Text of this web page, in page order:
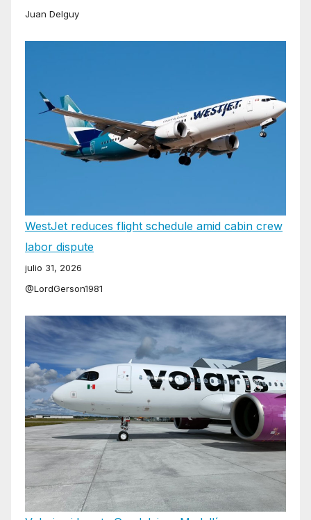
Juan Delguy
WestJet reduces flight schedule amid cabin crew
labor dispute
julio 31, 2026
@LordGerson1981